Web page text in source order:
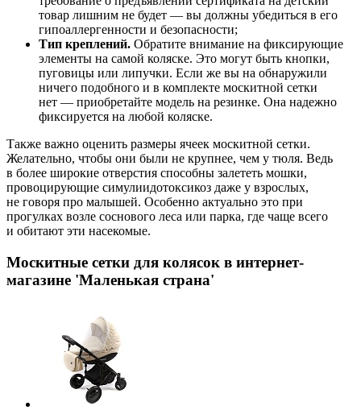
товар лишним не будет — вы должны убедиться в его
гипоаллергенности и безопасности;
Тип креплений. Обратите внимание на фиксирующие
элементы на самой коляске. Это могут быть кнопки,
пуговицы или липучки. Если же вы на обнаружили
ничего подобного и в комплекте москитной сетки
нет — приобретайте модель на резинке. Она надежно
фиксируется на любой коляске.
Также важно оценить размеры ячеек москитной сетки.
Желательно, чтобы они были не крупнее, чем у тюля. Ведь
в более широкие отверстия способны залететь мошки,
провоцирующие симулиидотоксикоз даже у взрослых,
не говоря про малышей. Особенно актуально это при
прогулках возле соснового леса или парка, где чаще всего
и обитают эти насекомые.
Москитные сетки для колясок в интернет-
магазине 'Маленькая страна'